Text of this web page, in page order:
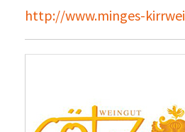
http://www.minges-